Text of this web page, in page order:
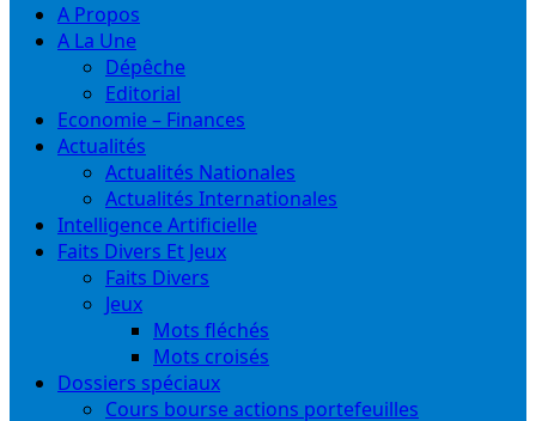
A Propos
A La Une
Dépêche
Editorial
Economie – Finances
Actualités
Actualités Nationales
Actualités Internationales
Intelligence Artificielle
Faits Divers Et Jeux
Faits Divers
Jeux
Mots fléchés
Mots croisés
Dossiers spéciaux
Cours bourse actions portefeuilles